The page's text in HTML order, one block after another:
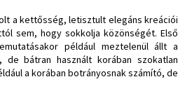
a kettősség, letisztult elegáns kreációi
sem, hogy sokkolja közönségét. Első
például meztelenül állt a
de bátran használt korában szokatlan
a korában botrányosnak számító, de